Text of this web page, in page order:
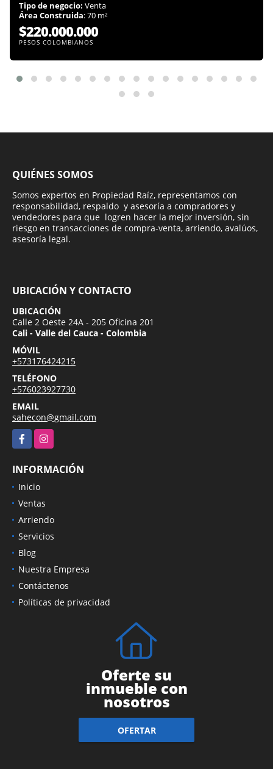
Tipo de negocio: Venta
Área Construida: 70 m²
$220.000.000
PESOS COLOMBIANOS
QUIÉNES SOMOS
Somos expertos en Propiedad Raíz, representamos con
responsabilidad, respaldo y asesoría a compradores y
vendedores para que logren hacer la mejor inversión, sin
riesgo en transacciones de compra-venta, arriendo, avalúos,
asesoría legal.
UBICACIÓN Y CONTACTO
UBICACIÓN
Calle 2 Oeste 24A - 205 Oficina 201
Cali - Valle del Cauca - Colombia
MÓVIL
+573176424215
TELÉFONO
+576023927730
EMAIL
sahecon@gmail.com
FacebookInstagram
INFORMACIÓN
Inicio
Ventas
Arriendo
Servicios
Blog
Nuestra Empresa
Contáctenos
Políticas de privacidad
Oferte su
inmueble con
nosotros
OFERTAR